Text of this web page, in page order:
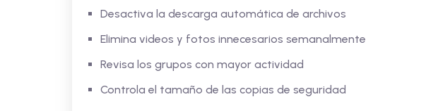
Desactiva la descarga automática de archivos
Elimina videos y fotos innecesarios semanalmente
Revisa los grupos con mayor actividad
Controla el tamaño de las copias de seguridad